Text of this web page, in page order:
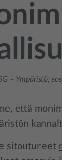
– Ympäristö,
että
sitoutuneet